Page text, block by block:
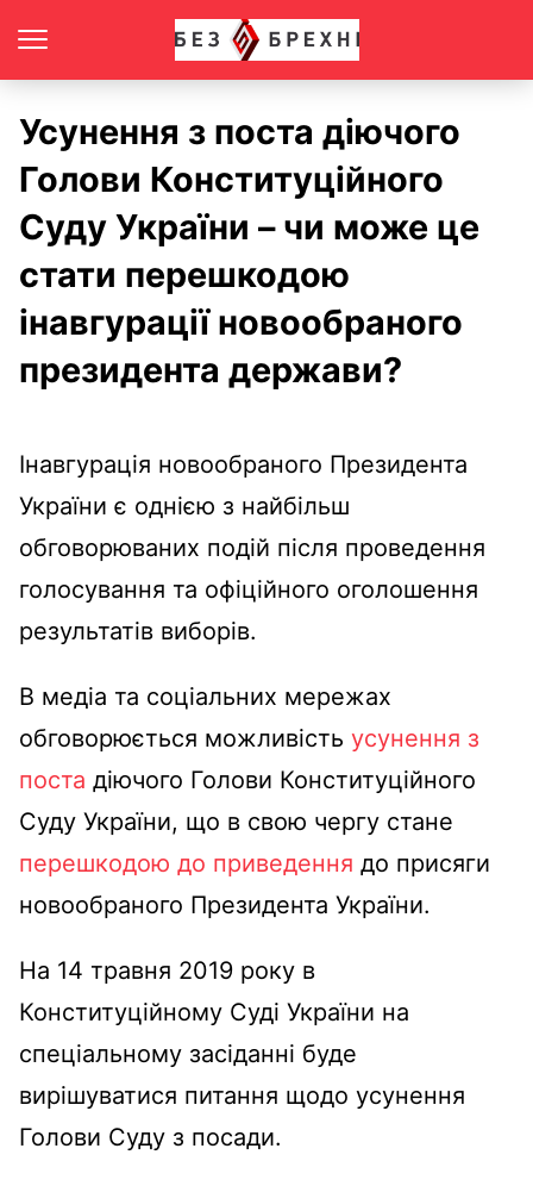
Усунення з поста діючого
Голови Конституційного
Суду України – чи може це
стати перешкодою
інавгурації новообраного
президента держави?
Інавгурація новообраного Президента
України є однією з найбільш
обговорюваних подій після проведення
голосування та офіційного оголошення
результатів виборів.
В медіа та соціальних мережах
обговорюється можливість усунення з
поста діючого Голови Конституційного
Суду України, що в свою чергу стане
перешкодою до приведення до присяги
новообраного Президента України.
На 14 травня 2019 року в
Конституційному Суді України на
спеціальному засіданні буде
вирішуватися питання щодо усунення
Голови Суду з посади.